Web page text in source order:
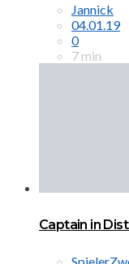
Jannick
04.01.19
0
7 min
Captain in